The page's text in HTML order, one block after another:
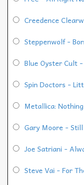
Creedence
Steppenwolf -
Blue Oyster Cult
Spin Doctors -
Metallica:
Gary Moore -
Joe Satriani -
Steve Vai - For